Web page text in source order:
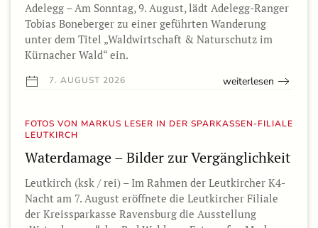
Adelegg – Am Sonntag, 9. August, lädt Adelegg-Ranger
Tobias Boneberger zu einer geführten Wanderung
unter dem Titel „Waldwirtschaft & Naturschutz im
Kürnacher Wald“ ein.
7. AUGUST 2026 weiterlesen
FOTOS VON MARKUS LESER IN DER SPARKASSEN-FILIALE
LEUTKIRCH
Waterdamage – Bilder zur Vergänglichkeit
Leutkirch (ksk / rei) – Im Rahmen der Leutkircher K4-
Nacht am 7. August eröffnete die Leutkircher Filiale
der Kreissparkasse Ravensburg die Ausstellung